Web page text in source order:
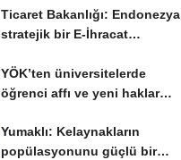
Ticaret Bakanlığı: Endonezya
stratejik bir E-İhracat
YÖK’ten üniversitelerde
öğrenci affı ve yeni haklar
Yumaklı: Kelaynakların
popülasyonunu güçlü bir